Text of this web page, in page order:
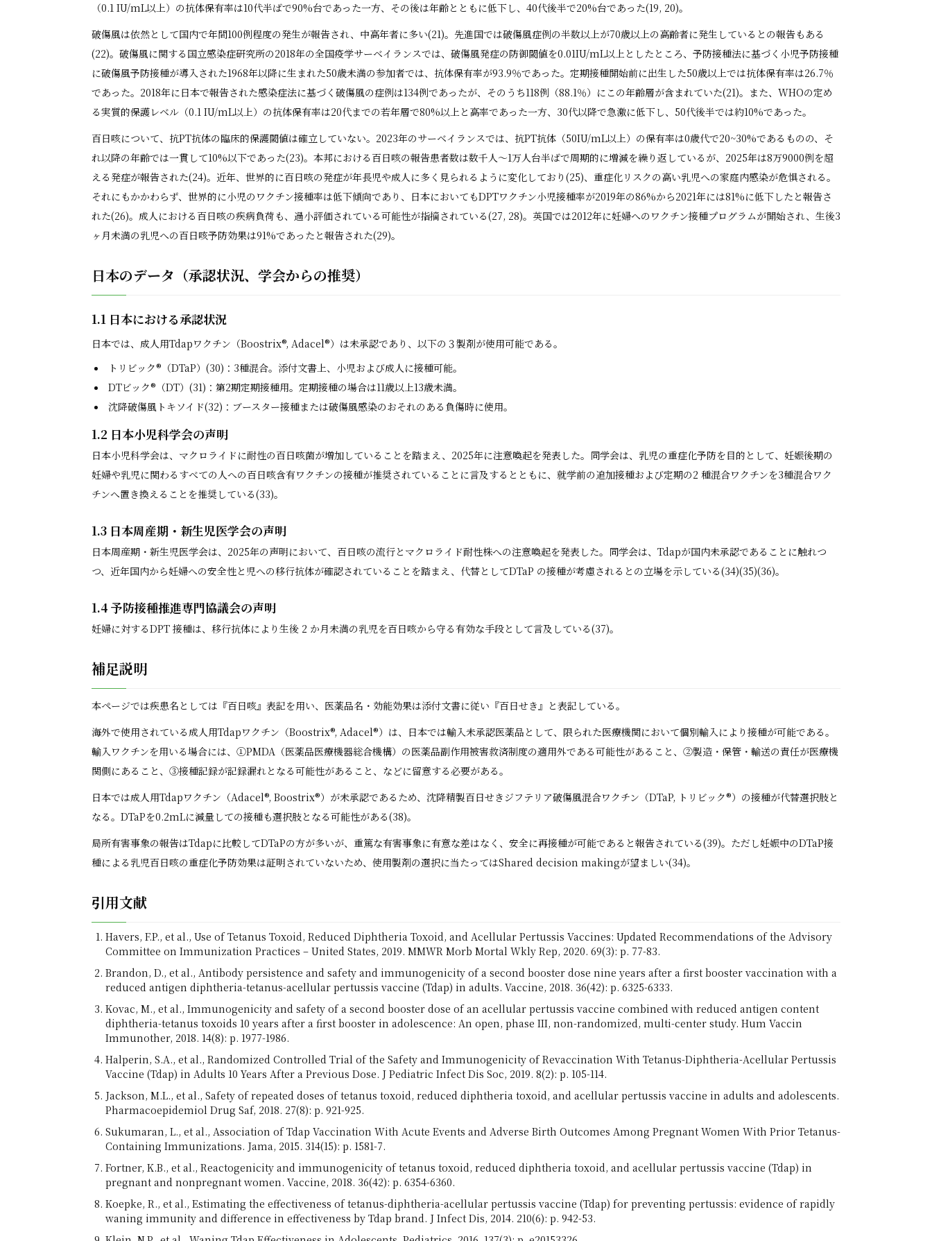
（0.1 IU/mL以上）の抗体保有率は10代半ばで90%台であった一方、その後は年齢とともに低下し、40代後半で20%台であった(19, 20)。
破傷風は依然として国内で年間100例程度の発生が報告され、中高年者に多い(21)。先進国では破傷風症例の半数以上が70歳以上の高齢者に発生しているとの報告もある
(22)。破傷風に関する国立感染症研究所の2018年の全国疫学サーベイランスでは、破傷風発症の防御閾値を0.01IU/mL以上としたところ、予防接種法に基づく小児予防接種
に破傷風予防接種が導入された1968年以降に生まれた50歳未満の参加者では、抗体保有率が93.9％であった。定期接種開始前に出生した50歳以上では抗体保有率は26.7％
であった。2018年に日本で報告された感染症法に基づく破傷風の症例は134例であったが、そのうち118例（88.1％）にこの年齢層が含まれていた(21)。また、WHOの定め
る実質的保護レベル（0.1 IU/mL以上）の抗体保有率は20代までの若年層で80%以上と高率であった一方、30代以降で急激に低下し、50代後半では約10%であった。
百日咳について、抗PT抗体の臨床的保護閾値は確立していない。2023年のサーベイランスでは、抗PT抗体（50IU/mL以上）の保有率は0歳代で20~30%であるものの、そ
れ以降の年齢では一貫して10%以下であった(23)。本邦における百日咳の報告患者数は数千人〜1万人台半ばで周期的に増減を繰り返しているが、2025年は8万9000例を超
える発症が報告された(24)。近年、世界的に百日咳の発症が年長児や成人に多く見られるように変化しており(25)、重症化リスクの高い乳児への家庭内感染が危惧される。
それにもかかわらず、世界的に小児のワクチン接種率は低下傾向であり、日本においてもDPTワクチン小児接種率が2019年の86%から2021年には81%に低下したと報告さ
れた(26)。成人における百日咳の疾病負荷も、過小評価されている可能性が指摘されている(27, 28)。英国では2012年に妊婦へのワクチン接種プログラムが開始され、生後3
ヶ月未満の乳児への百日咳予防効果は91%であったと報告された(29)。
日本のデータ（承認状況、学会からの推奨）
1.1 日本における承認状況
日本では、成人用Tdapワクチン（Boostrix®, Adacel®）は未承認であり、以下の３製剤が使用可能である。
トリビック®（DTaP）(30)：3種混合。添付文書上、小児および成人に接種可能。
DTビック®（DT）(31)：第2期定期接種用。定期接種の場合は11歳以上13歳未満。
沈降破傷風トキソイド(32)：ブースター接種または破傷風感染のおそれのある負傷時に使用。
1.2 日本小児科学会の声明
日本小児科学会は、マクロライドに耐性の百日咳菌が増加していることを踏まえ、2025年に注意喚起を発表した。同学会は、乳児の重症化予防を目的として、妊娠後期の
妊婦や乳児に関わるすべての人への百日咳含有ワクチンの接種が推奨されていることに言及するとともに、就学前の追加接種および定期の2 種混合ワクチンを3種混合ワク
チンへ置き換えることを推奨している(33)。
1.3 日本周産期・新生児医学会の声明
日本周産期・新生児医学会は、2025年の声明において、百日咳の流行とマクロライド耐性株への注意喚起を発表した。同学会は、Tdapが国内未承認であることに触れつ
つ、近年国内から妊婦への安全性と児への移行抗体が確認されていることを踏まえ、代替としてDTaP の接種が考慮されるとの立場を示している(34)(35)(36)。
1.4 予防接種推進専門協議会の声明
妊婦に対するDPT 接種は、移行抗体により生後 2 か月未満の乳児を百日咳から守る有効な手段として言及している(37)。
補足説明
本ページでは疾患名としては『百日咳』表記を用い、医薬品名・効能効果は添付文書に従い『百日せき』と表記している。
海外で使用されている成人用Tdapワクチン（Boostrix®, Adacel®）は、日本では輸入未承認医薬品として、限られた医療機関において個別輸入により接種が可能である。
輸入ワクチンを用いる場合には、①PMDA（医薬品医療機器総合機構）の医薬品副作用被害救済制度の適用外である可能性があること、②製造・保管・輸送の責任が医療機
関側にあること、③接種記録が記録漏れとなる可能性があること、などに留意する必要がある。
日本では成人用Tdapワクチン（Adacel®, Boostrix®）が未承認であるため、沈降精製百日せきジフテリア破傷風混合ワクチン（DTaP, トリビック®）の接種が代替選択肢と
なる。DTaPを0.2mLに減量しての接種も選択肢となる可能性がある(38)。
局所有害事象の報告はTdapに比較してDTaPの方が多いが、重篤な有害事象に有意な差はなく、安全に再接種が可能であると報告されている(39)。ただし妊娠中のDTaP接
種による乳児百日咳の重症化予防効果は証明されていないため、使用製剤の選択に当たってはShared decision makingが望ましい(34)。
引用文献
Havers, F.P., et al., Use of Tetanus Toxoid, Reduced Diphtheria Toxoid, and Acellular Pertussis Vaccines: Updated Recommendations of the Advisory
Committee on Immunization Practices – United States, 2019. MMWR Morb Mortal Wkly Rep, 2020. 69(3): p. 77-83.
Brandon, D., et al., Antibody persistence and safety and immunogenicity of a second booster dose nine years after a first booster vaccination with a
reduced antigen diphtheria-tetanus-acellular pertussis vaccine (Tdap) in adults. Vaccine, 2018. 36(42): p. 6325-6333.
Kovac, M., et al., Immunogenicity and safety of a second booster dose of an acellular pertussis vaccine combined with reduced antigen content
diphtheria-tetanus toxoids 10 years after a first booster in adolescence: An open, phase III, non-randomized, multi-center study. Hum Vaccin
Immunother, 2018. 14(8): p. 1977-1986.
Halperin, S.A., et al., Randomized Controlled Trial of the Safety and Immunogenicity of Revaccination With Tetanus-Diphtheria-Acellular Pertussis
Vaccine (Tdap) in Adults 10 Years After a Previous Dose. J Pediatric Infect Dis Soc, 2019. 8(2): p. 105-114.
Jackson, M.L., et al., Safety of repeated doses of tetanus toxoid, reduced diphtheria toxoid, and acellular pertussis vaccine in adults and adolescents.
Pharmacoepidemiol Drug Saf, 2018. 27(8): p. 921-925.
Sukumaran, L., et al., Association of Tdap Vaccination With Acute Events and Adverse Birth Outcomes Among Pregnant Women With Prior Tetanus-
Containing Immunizations. Jama, 2015. 314(15): p. 1581-7.
Fortner, K.B., et al., Reactogenicity and immunogenicity of tetanus toxoid, reduced diphtheria toxoid, and acellular pertussis vaccine (Tdap) in
pregnant and nonpregnant women. Vaccine, 2018. 36(42): p. 6354-6360.
Koepke, R., et al., Estimating the effectiveness of tetanus-diphtheria-acellular pertussis vaccine (Tdap) for preventing pertussis: evidence of rapidly
waning immunity and difference in effectiveness by Tdap brand. J Infect Dis, 2014. 210(6): p. 942-53.